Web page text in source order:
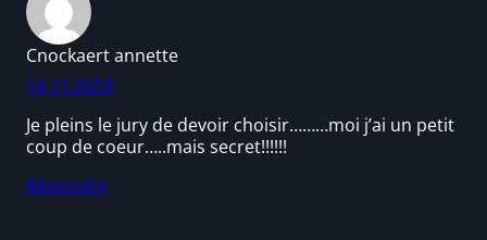
Cnockaert annette
14.11.2018
Je pleins le jury de devoir choisir………moi j’ai un petit
coup de coeur…..mais secret!!!!!!
Répondre